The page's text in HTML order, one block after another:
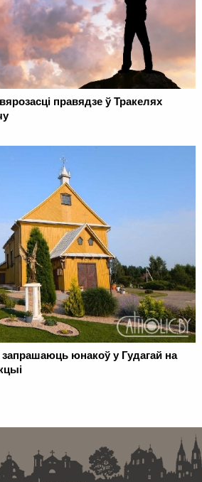
правядзе ў Тракелях
юнакоў у Гудагай на